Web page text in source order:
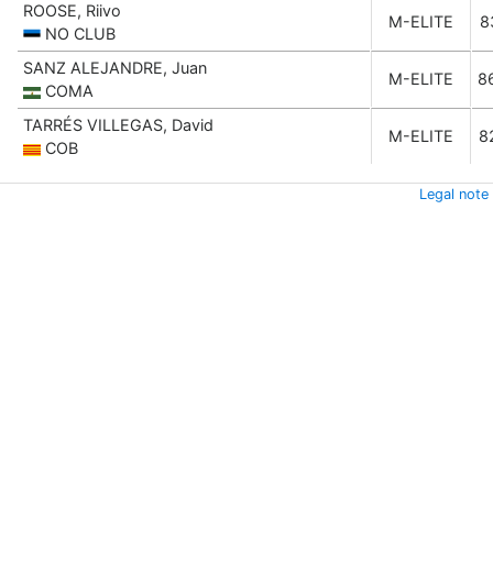
ROOSE, Riivo
NO CLUB
M-ELITE
SANZ ALEJANDRE, Juan
COMA
M-ELITE
TARRÉS VILLEGAS, David
COB
M-ELITE
Legal note